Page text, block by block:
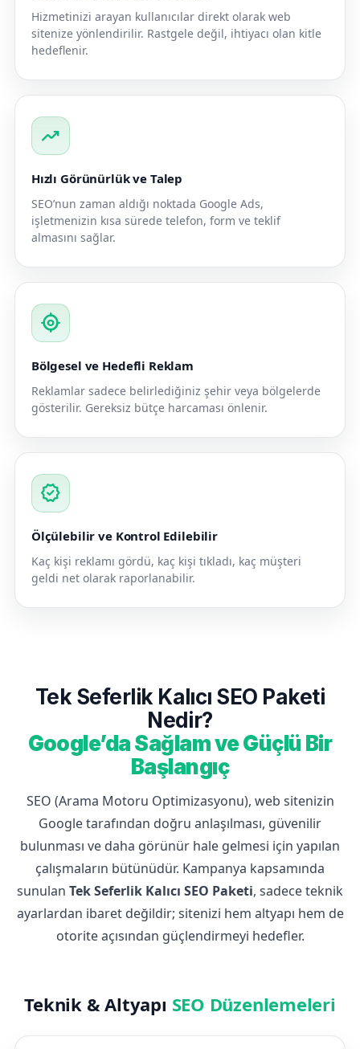
Hizmetinizi arayan kullanıcılar direkt olarak web
sitenize yönlendirilir. Rastgele değil, ihtiyacı olan kitle
hedeflenir.
trending_up
Hızlı Görünürlük ve Talep
SEO’nun zaman aldığı noktada Google Ads,
işletmenizin kısa sürede telefon, form ve teklif
almasını sağlar.
my_location
Bölgesel ve Hedefli Reklam
Reklamlar sadece belirlediğiniz şehir veya bölgelerde
gösterilir. Gereksiz bütçe harcaması önlenir.
verified
Ölçülebilir ve Kontrol Edilebilir
Kaç kişi reklamı gördü, kaç kişi tıkladı, kaç müşteri
geldi net olarak raporlanabilir.
Tek Seferlik Kalıcı SEO Paketi
Nedir?
Google’da Sağlam ve Güçlü Bir
Başlangıç
SEO (Arama Motoru Optimizasyonu), web sitenizin
Google tarafından doğru anlaşılması, güvenilir
bulunması ve daha görünür hale gelmesi için yapılan
çalışmaların bütünüdür. Kampanya kapsamında
sunulan Tek Seferlik Kalıcı SEO Paketi, sadece teknik
ayarlardan ibaret değildir; sitenizi hem altyapı hem de
otorite açısından güçlendirmeyi hedefler.
Teknik & Altyapı SEO Düzenlemeleri